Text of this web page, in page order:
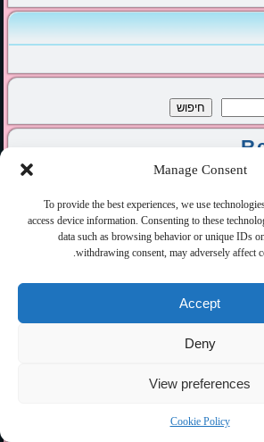
Manage Consent
To provide the best experiences, we use
access device information. Consenting to these
data such as browsing behavior or unique IDs
withdrawing consent, may adversely affect
Accept
Deny
View preferences
Cookie Policy
חיפוש
– איך להימנע, מה אפשר לעשות
דרכים - הצילו ! מה עושים ?
שץ- פלדנקרייז וטיפולי מגע גוף נפש
לך את החיים ?על
לך את החיים ?